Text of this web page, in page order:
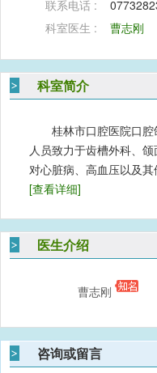
联系电话 :
科室医生 :
曹志刚
科室简介
桂林市口腔医院口
人员致力于齿槽外科、
对心脏病、高血压以及
[查看详细]
医生介绍
曹志刚